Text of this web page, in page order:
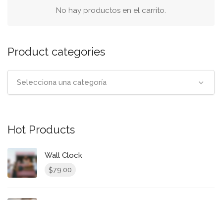
No hay productos en el carrito.
Product categories
Selecciona una categoría
Hot Products
Wall Clock
$79.00